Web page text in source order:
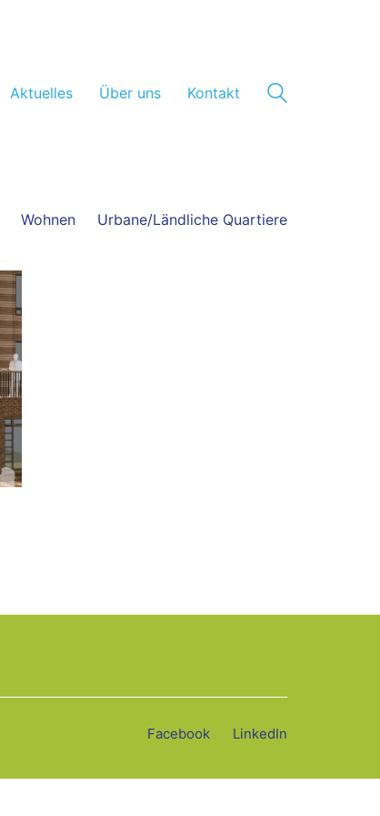
Aktuelles Über uns Kontakt
Wohnen Urbane/Ländliche Quartiere
Facebook LinkedIn